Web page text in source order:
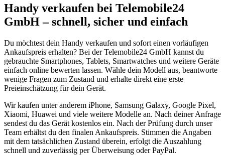
Handy verkaufen bei Telemobile24
GmbH – schnell, sicher und einfach
Du möchtest dein Handy verkaufen und sofort einen vorläufigen
Ankaufspreis erhalten? Bei der Telemobile24 GmbH kannst du
gebrauchte Smartphones, Tablets, Smartwatches und weitere Geräte
einfach online bewerten lassen. Wähle dein Modell aus, beantworte
wenige Fragen zum Zustand und erhalte direkt eine erste
Preieinschätzung für dein Gerät.
Wir kaufen unter anderem iPhone, Samsung Galaxy, Google Pixel,
Xiaomi, Huawei und viele weitere Modelle an. Nach deiner Anfrage
sendest du das Gerät kostenlos ein. Nach der Prüfung durch unser
Team erhältst du den finalen Ankaufspreis. Stimmen die Angaben
mit dem tatsächlichen Zustand überein, erfolgt die Auszahlung
schnell und zuverlässig per Überweisung oder PayPal.